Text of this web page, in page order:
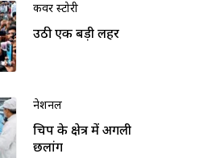
कवर स्टोरी
उठी एक बड़ी लहर
नेशनल
चिप के क्षेत्र में अगली
छलांग